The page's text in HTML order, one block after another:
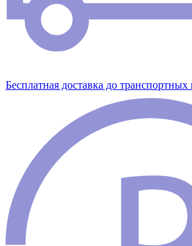
Бесплатная доставка до